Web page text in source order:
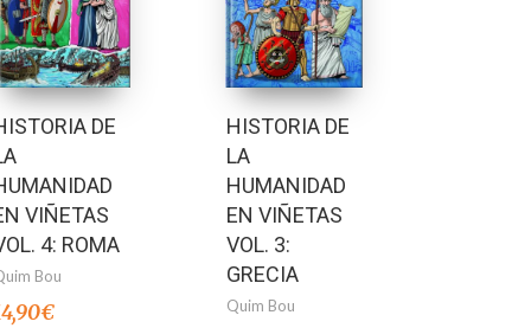
DE
VIÑETAS
4: ROMA
Bou
€
HISTORIA DE
LA
HUMANIDAD
EN VIÑETAS
VOL. 3:
GRECIA
Quim Bou